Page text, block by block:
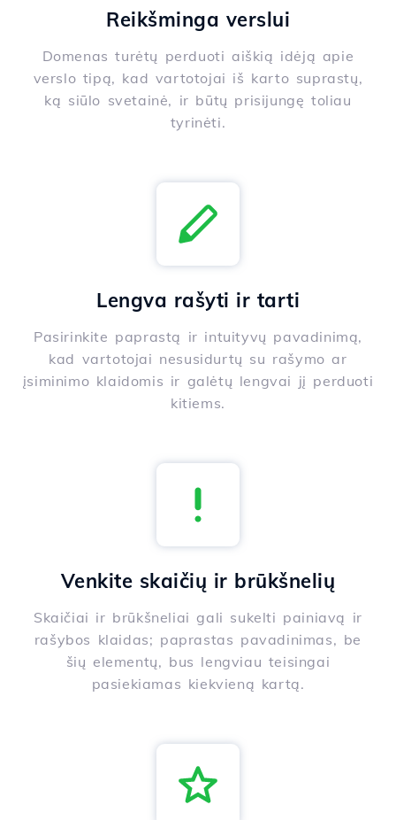
Reikšminga verslui
Domenas turėtų perduoti aiškią idėją apie
verslo tipą, kad vartotojai iš karto suprastų,
ką siūlo svetainė, ir būtų prisijungę toliau
tyrinėti.
Lengva rašyti ir tarti
Pasirinkite paprastą ir intuityvų pavadinimą,
kad vartotojai nesusidurtų su rašymo ar
įsiminimo klaidomis ir galėtų lengvai jį perduoti
kitiems.
Venkite skaičių ir brūkšnelių
Skaičiai ir brūkšneliai gali sukelti painiavą ir
rašybos klaidas; paprastas pavadinimas, be
šių elementų, bus lengviau teisingai
pasiekiamas kiekvieną kartą.